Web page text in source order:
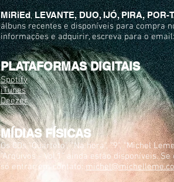
MiRiEd,LEVANTE, DUO, IJÓ, PIRA, POR-
álbuns recentes e disponíveis para compra
informações e adquirir, escreva para o
PLATAFORMAS DIGITAIS
Spotify
iTunes
Deezer
MÍDIAS FÍSICAS
Os CDs "Quarteto", "Na hora", "9", "Michel
"Arquivos - Vol.1" ainda estão disponíveis.
só entrar em contato: